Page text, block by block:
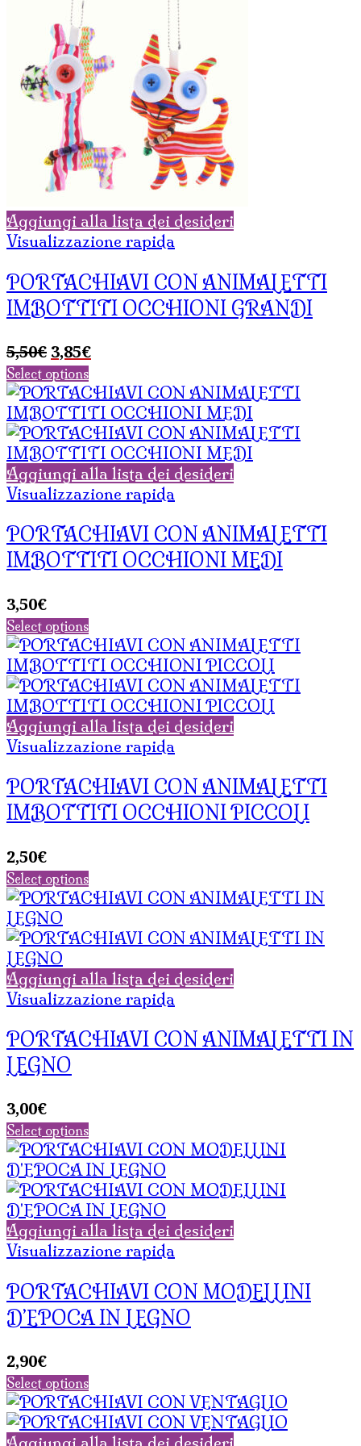
Aggiungi alla lista dei desideri
Visualizzazione rapida
PORTACHIAVI CON ANIMALETTI
IMBOTTITI OCCHIONI GRANDI
5,50€ Il
prezzo
originale
era:
5,50€.
3,85€Il
attuale
è:
3,85€.
Select options
Aggiungi alla lista dei desideri
Visualizzazione rapida
PORTACHIAVI CON ANIMALETTI
IMBOTTITI OCCHIONI MEDI
3,50€
Select options
Aggiungi alla lista dei desideri
Visualizzazione rapida
PORTACHIAVI CON ANIMALETTI
IMBOTTITI OCCHIONI PICCOLI
2,50€
Select options
Aggiungi alla lista dei desideri
Visualizzazione rapida
PORTACHIAVI CON ANIMALETTI IN
LEGNO
3,00€
Select options
Aggiungi alla lista dei desideri
Visualizzazione rapida
PORTACHIAVI CON MODELLINI
D’EPOCA IN LEGNO
2,90€
Select options